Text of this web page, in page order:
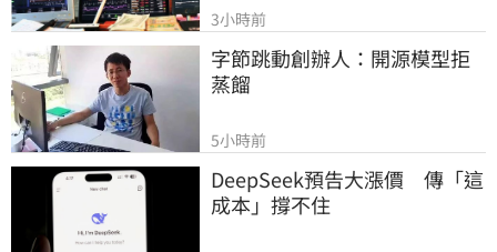
3小時前
字節跳動創辦人：開源模型拒
蒸餾
5小時前
DeepSeek預告大漲價　傳「這
成本」撐不住